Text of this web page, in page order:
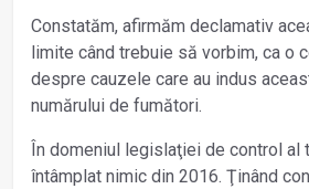
Constatăm, afirmăm declamativ
limite când trebuie să vorbim, ca o
despre cauzele care au indus
numărului de fumători.
În domeniul legislaţiei de control al
întâmplat nimic din 2016. Ţinând